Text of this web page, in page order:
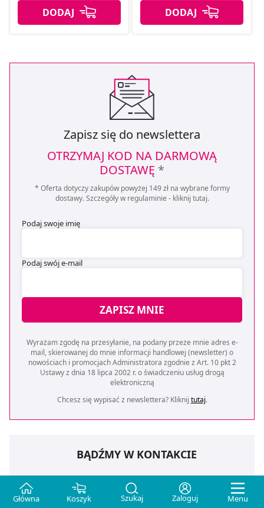
Główna Koszyk Szukaj Zaloguj Menu
Zapisz się do newslettera
OTRZYMAJ KOD NA DARMOWĄ
DOSTAWĘ *
* Oferta dotyczy zakupów powyżej 149 zł na wybrane formy
dostawy. Szczegóły w regulaminie - kliknij tutaj.
Podaj swoje imię
Podaj swój e-mail
ZAPISZ MNIE
Wyrażam zgodę na przesyłanie, na podany przeze mnie adres e-
mail, skierowanej do mnie informacji handlowej (newsletter) o
nowościach i promocjach Administratora zgodnie z Art. 10 pkt 2
Ustawy z dnia 18 lipca 2002 r. o świadczeniu usług drogą
elektroniczną
Chcesz się wypisać z newslettera? Kliknij tutaj.
BĄDŹMY W KONTAKCIE